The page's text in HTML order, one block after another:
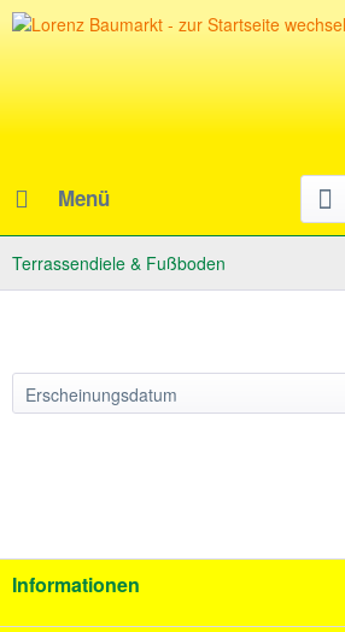
Menü
Terrassendiele & Fußboden
Informationen